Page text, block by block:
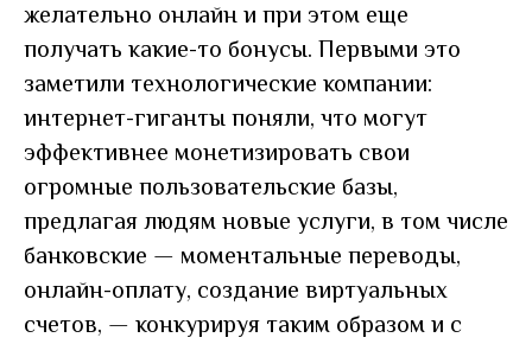
желательно онлайн и при этом еще
получать какие-то бонусы. Первыми это
заметили технологические компании:
интернет-гиганты поняли, что могут
эффективнее монетизировать свои
огромные пользовательские базы,
предлагая людям новые услуги, в том числе
банковские — моментальные переводы,
онлайн-оплату, создание виртуальных
счетов, — конкурируя таким образом и с